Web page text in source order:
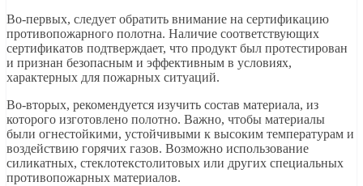
Во-первых, следует обратить внимание на сертификацию
противопожарного полотна. Наличие соответствующих
сертификатов подтверждает, что продукт был протестирован
и признан безопасным и эффективным в условиях,
характерных для пожарных ситуаций.
Во-вторых, рекомендуется изучить состав материала, из
которого изготовлено полотно. Важно, чтобы материалы
были огнестойкими, устойчивыми к высоким температурам и
воздействию горячих газов. Возможно использование
силикатных, стеклотекстолитовых или других специальных
противопожарных материалов.